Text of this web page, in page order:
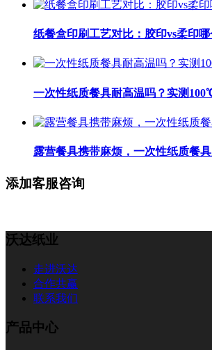
纸餐盒印刷工艺对比：胶印vs柔印哪
一次性纸质餐具耐高温吗？实测
露营餐具携带麻烦，一次性纸质餐具
添加客服咨询
沃达纸业
走进沃达
合作共赢
联系我们
产品中心